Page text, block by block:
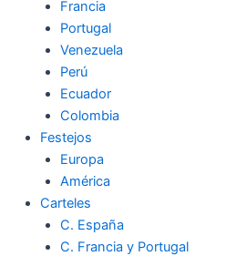
Francia
Portugal
Venezuela
Perú
Ecuador
Colombia
Festejos
Europa
América
Carteles
C. España
C. Francia y Portugal